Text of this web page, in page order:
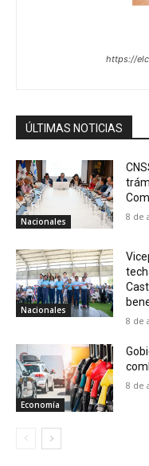
https://
ÚLTIMAS NOTICIAS
Nacionales 8 de
Nacionales
8 de
Economía
8 de